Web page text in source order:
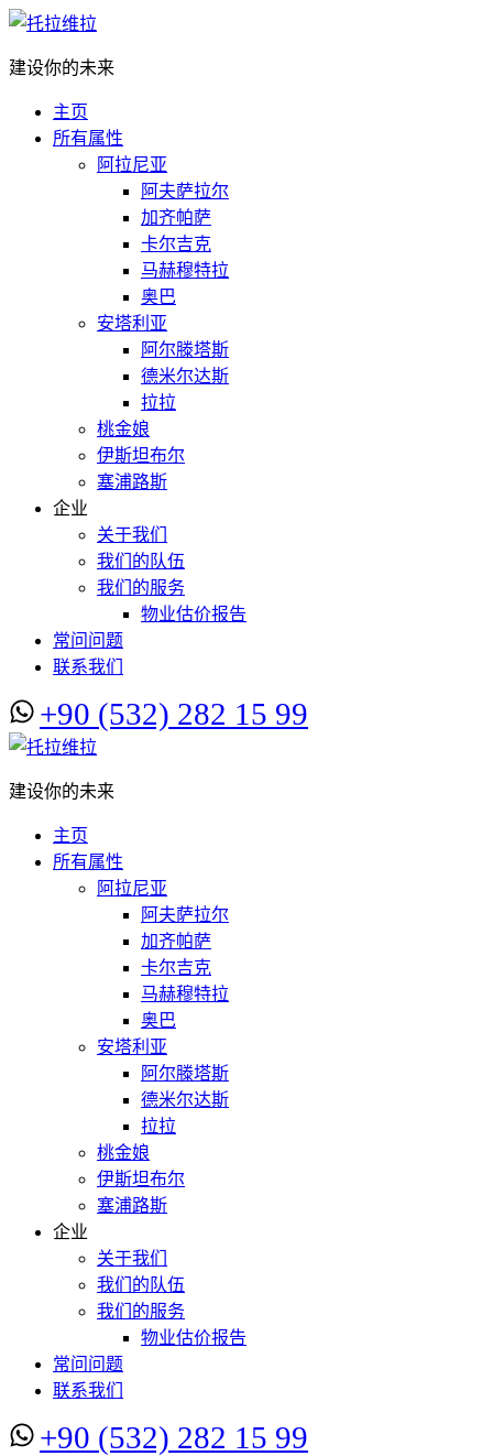
建设你的未来
主页
所有属性
阿拉尼亚
阿夫萨拉尔
加齐帕萨
卡尔吉克
马赫穆特拉
奥巴
安塔利亚
阿尔滕塔斯
德米尔达斯
拉拉
桃金娘
伊斯坦布尔
塞浦路斯
企业
关于我们
我们的队伍
我们的服务
物业估价报告
常问问题
联系我们
+90 (532) 282 15 99
建设你的未来
主页
所有属性
阿拉尼亚
阿夫萨拉尔
加齐帕萨
卡尔吉克
马赫穆特拉
奥巴
安塔利亚
阿尔滕塔斯
德米尔达斯
拉拉
桃金娘
伊斯坦布尔
塞浦路斯
企业
关于我们
我们的队伍
我们的服务
物业估价报告
常问问题
联系我们
+90 (532) 282 15 99